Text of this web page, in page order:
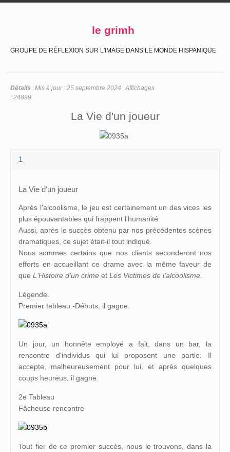
le grimh
GROUPE DE RÉFLEXION SUR L'IMAGE DANS LE MONDE HISPANIQUE
Détails Mis à jour : 25 septembre 2024
Affichages
: 24899
La Vie d'un joueur
1
La Vie d'un joueur
Après l'alcoolisme, le jeu est certainement un des vices les
plus épouvantables qui frappent l'humanité.
Aussi, après le succès obtenu par nos précédentes scènes
dramatiques, ce sujet était-il tout indiqué.
Nous sommes certains que nos clients seconderont nos
efforts en accueillant ce drame avec la même faveur de
que L'Histoire d'un crime et Les Victimes de l’alcoolisme
Légende.
Premier tableau.-Débuts, il gagne:
Un jour, un honnête employé a fait, dans un bar, la
rencontre d'individus qui lui proposent une partie. Il
accepte, malheureusement pour lui, et après quelques
coups heureus, il gagne.
2e Tableau
Fâcheuse rencontre
Tout fier de ce premier succès, nous le trouvons, dans la